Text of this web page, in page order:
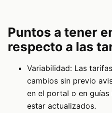
Puntos a tener
respecto a las
Variabilidad: Las
cambios sin previo
en el portal o en
estar actualizados.